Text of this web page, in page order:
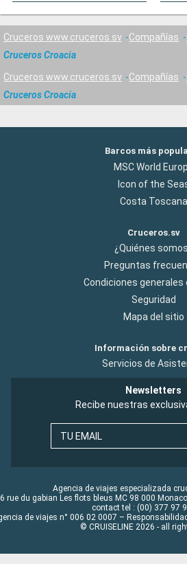
Cruceros www.cruceros.sv Compañías
Cruceros Croacia
Cruceros www.cruceros.sv Compañías
Cruceros Croacia
Barcos más
MSC World
Icon of the
Costa Toscana
Cruceros.sv
¿Quiénes
Preguntas
Condiciones generales
Seguridad
Mapa del sitio
Información sobre
Servicios de
Newsletters
Recibe nuestras
TU EMAIL
Agencia de viajes especializada
rue du gabian Les flots bleus MC 98 000
contact tel : (00) 377 97
de viajes n° 006 02 0007 –
© CRUISELINE 2026 - all